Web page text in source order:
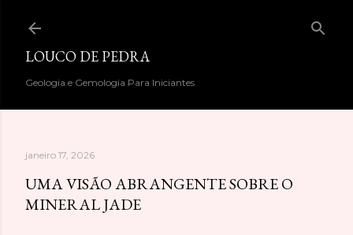
Pular para o
LOUCO DE PEDRA
Geologia e Gemologia Para Iniciantes
janeiro 17, 2026
UMA VISÃO ABRANGENTE SOBRE O
MINERAL JADE